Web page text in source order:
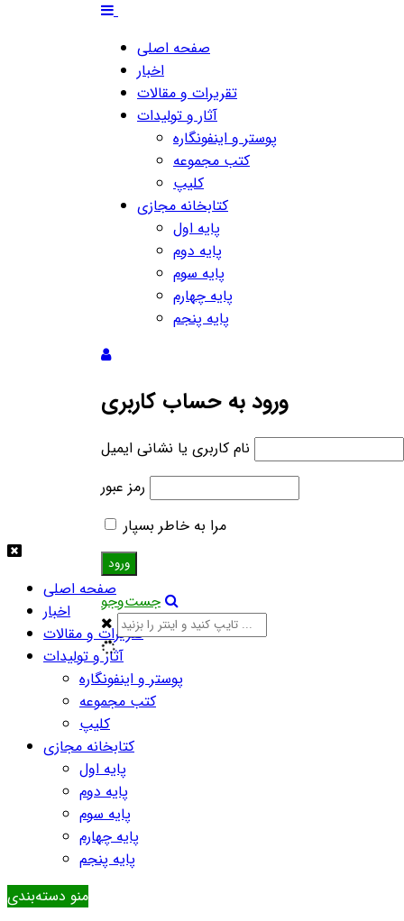
صفحه اصلی
اخبار
تقریرات و مقالات
آثار و تولیدات
پوستر و اینفونگاره
کتب مجموعه
کلیپ
کتابخانه مجازی
پایه اول
پایه دوم
پایه سوم
پایه چهارم
پایه پنجم
منو دسته‌بندی
صفحه اصلی
اخبار
تقریرات و مقالات
آثار و تولیدات
پوستر و اینفونگاره
کتب مجموعه
کلیپ
کتابخانه مجازی
پایه اول
پایه دوم
پایه سوم
پایه چهارم
پایه پنجم
ورود به حساب کاربری
نام کاربری یا نشانی ایمیل
رمز عبور
مرا به خاطر بسپار
جست‌وجو